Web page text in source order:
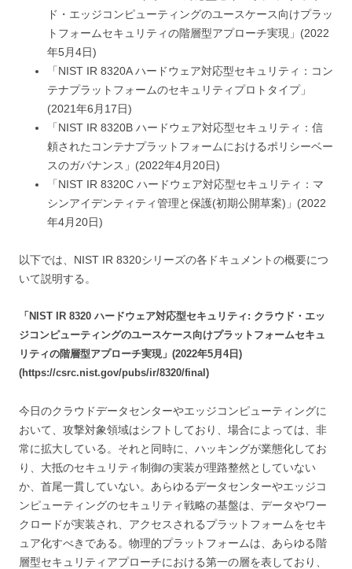
ド・エッジコンピューティングのユースケース向けプラッ
トフォームセキュリティの階層型アプローチ実現」(2022
年5月4日)
「NIST IR 8320A ハードウェア対応型セキュリティ：コン
テナプラットフォームのセキュリティプロトタイプ」
(2021年6月17日)
「NIST IR 8320B ハードウェア対応型セキュリティ：信
頼されたコンテナプラットフォームにおけるポリシーベー
スのガバナンス」(2022年4月20日)
「NIST IR 8320C ハードウェア対応型セキュリティ：マ
シンアイデンティティ管理と保護(初期公開草案)」(2022
年4月20日)
以下では、NIST IR 8320シリーズの各ドキュメントの概要につ
いて説明する。
「NIST IR 8320 ハードウェア対応型セキュリティ: クラウド・エッ
ジコンピューティングのユースケース向けプラットフォームセキュ
リティの階層型アプローチ実現」(2022年5月4日)
(https://csrc.nist.gov/pubs/ir/8320/final)
今日のクラウドデータセンターやエッジコンピューティングに
おいて、攻撃対象領域はシフトしており、場合によっては、非
常に拡大している。それと同時に、ハッキングが業態化してお
り、大抵のセキュリティ制御の実装が理路整然としていない
か、首尾一貫していない。あらゆるデータセンターやエッジコ
ンピューティングのセキュリティ戦略の基盤は、データやワー
クロードが実装され、アクセスされるプラットフォームをセキ
ュア化すべきである。物理的プラットフォームは、あらゆる階
層型セキュリティアプローチにおける第一の層を表しており、